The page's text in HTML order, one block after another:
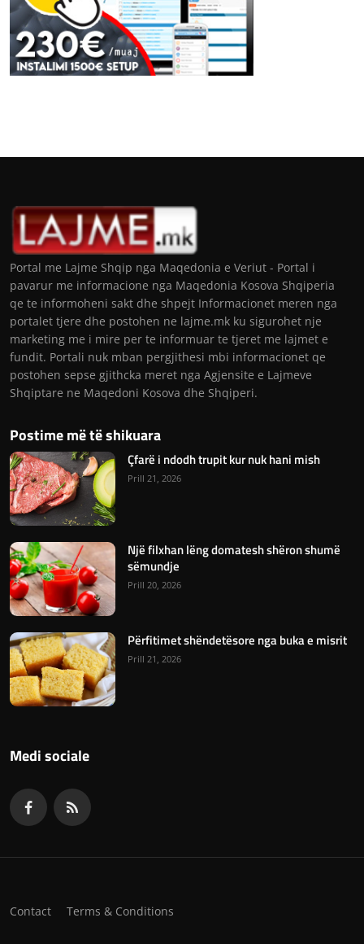
Portal me Lajme Shqip nga Maqedonia e Veriut - Portal i
pavarur me informacione nga Maqedonia Kosova Shqiperia
qe te informoheni sakt dhe shpejt Informacionet meren nga
portalet tjere dhe postohen ne lajme.mk ku sigurohet nje
marketing me i mire per te informuar te tjeret me lajmet e
fundit. Portali nuk mban pergjithesi mbi informacionet qe
postohen sepse gjithcka meret nga Agjensite e Lajmeve
Shqiptare ne Maqedoni Kosova dhe Shqiperi.
Postime më të shikuara
Çfarë i ndodh trupit kur nuk hani mish
Prill 21, 2026
Një filxhan lëng domatesh shëron shumë
sëmundje
Prill 20, 2026
Përfitimet shëndetësore nga buka e misrit
Prill 21, 2026
Medi sociale
Contact Terms & Conditions